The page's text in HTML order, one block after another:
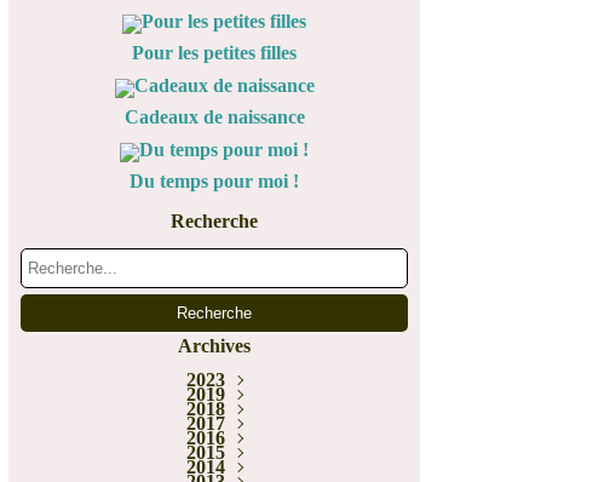
Pour les petites filles
Cadeaux de naissance
Du temps pour moi !
Recherche
Archives
2023
Janvier
2019
Juin (1)
Février
2018
Décembre
Novembre
Juillet(2)
Mai (1)
2017
Décembre
Novembre
Octobre
2016
Décembre
Novembre
2015
Décembre
2014